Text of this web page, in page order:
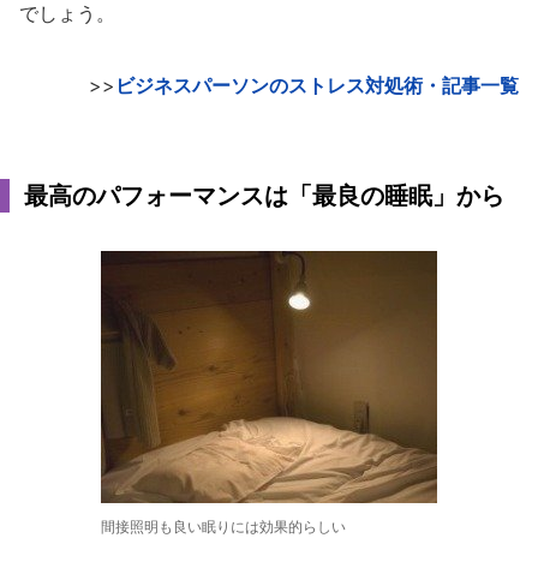
でしょう。
>> ビジネスパーソンのストレス対処術・記事一覧
最高のパフォーマンスは「最良の睡眠」から
間接照明も良い眠りには効果的らしい